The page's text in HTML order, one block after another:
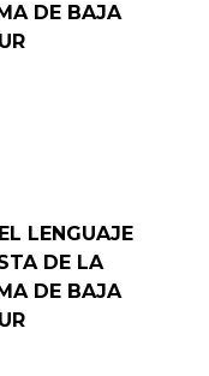
DE BAJA
LENGUAJE
DE LA
DE BAJA